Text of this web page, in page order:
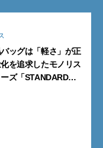
ッグは「軽さ」が正
を追求したモノリス
ズ「STANDARD